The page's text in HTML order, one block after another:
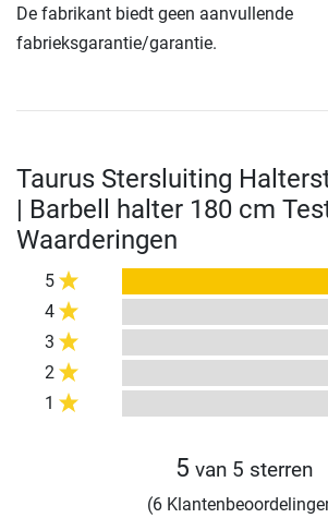
De fabrikant biedt geen aanvullende
fabrieksgarantie/garantie.
Taurus Stersluiting
| Barbell halter 180 cm
Waarderingen
5
4
3
2
1
5 van 5 sterren
(6